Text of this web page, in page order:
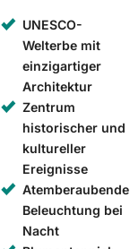
UNESCO-
Welterbe mit
einzigartiger
Architektur
Zentrum
historischer und
kultureller
Ereignisse
Atemberaubende
Beleuchtung bei
Nacht